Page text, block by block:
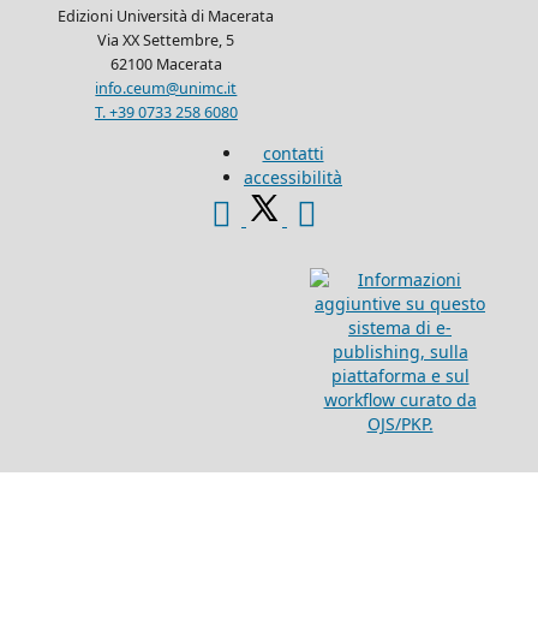
Edizioni Università di Macerata
Via XX Settembre, 5
62100 Macerata
info.ceum@unimc.it
T. +39 0733 258 6080
contatti
accessibilità